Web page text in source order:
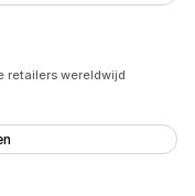
retailers wereldwijd